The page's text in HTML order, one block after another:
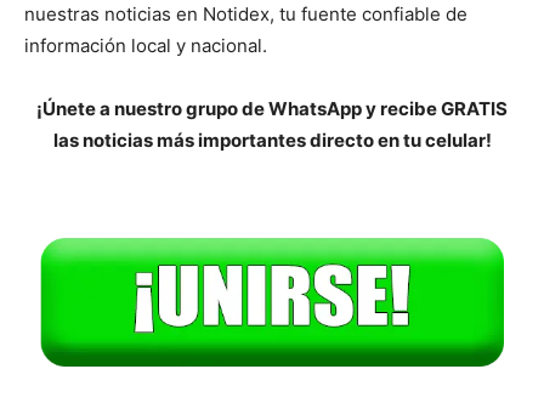
nuestras noticias en Notidex, tu fuente confiable de
información local y nacional.
¡Únete a nuestro grupo de WhatsApp y recibe GRATIS
las noticias más importantes directo en tu celular!